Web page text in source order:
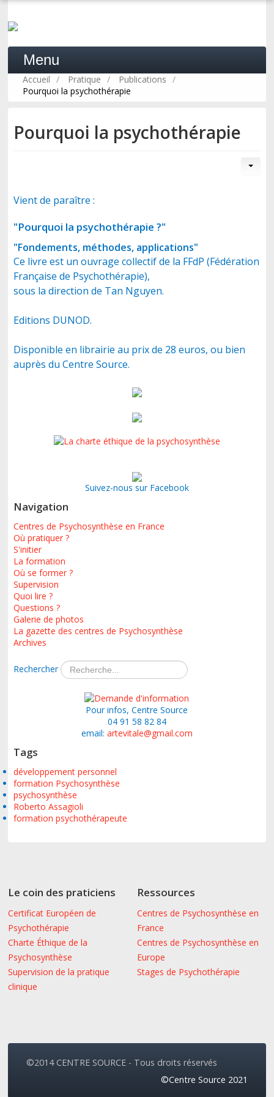
Menu
PRATIQUE
FORMATION
PROFESSIONNELS
Accueil / Pratique / Publications
/
Pourquoi la psychothérapie
Pourquoi la psychothérapie
Vient de paraître :
"Pourquoi la psychothérapie ?"
"Fondements, méthodes, applications"
Ce livre est un ouvrage collectif de la FFdP (Fédération
Française de Psychothérapie),
sous la direction de Tan Nguyen.
Editions DUNOD.
Disponible en librairie au prix de 28 euros, ou bien
auprès du Centre Source.
Suivez-nous sur Facebook
Navigation
Centres de Psychosynthèse en France
Où pratiquer ?
S'initier
La formation
Où se former ?
Supervision
Quoi lire ?
Questions ?
Galerie de photos
La gazette des centres de Psychosynthèse
Archives
Rechercher
Pour infos, Centre Source
04 91 58 82 84
email: artevitale@gmail.com
Tags
développement personnel
formation Psychosynthèse
psychosynthèse
Roberto Assagioli
formation psychothérapeute
Le coin des praticiens
Certificat Européen de
Psychothérapie
Charte Éthique de la
Psychosynthèse
Supervision de la pratique
clinique
Ressources
Centres de Psychosynthèse en
France
Centres de Psychosynthèse en
Europe
Stages de Psychothérapie
©2014 CENTRE SOURCE - Tous droits réservés
©Centre Source 2021